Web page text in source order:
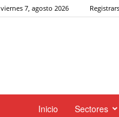
viernes 7, agosto 2026
Inicio Sectores